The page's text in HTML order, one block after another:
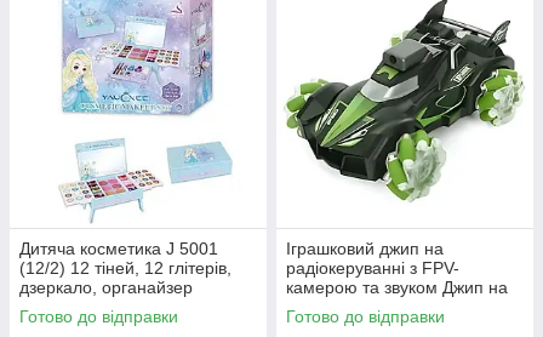
Дитяча косметика J 5001
(12/2) 12 тіней, 12 глітерів,
дзеркало, органайзер
Готово до відправки
Іграшковий джип на
радіокеруванні з FPV-
камерою та звуком Джип на
ролекових колесах з
підсвічуванням
Готово до відправки